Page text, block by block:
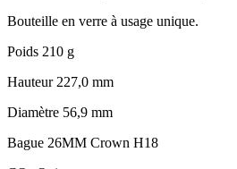
Bouteille en verre à usage unique.
Poids 210 g
Hauteur227,0 mm
Diamètre 56,9 mm
Bague 26MM Crown H18